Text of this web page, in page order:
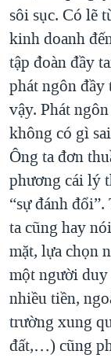
sôi sục. Có lẽ
kinh doanh
tập đoàn đầy
phát ngôn đầy
vậy. Phát
không có gì
Ông ta đơn
phương cái lý
“sự đánh
ta cũng hay
mặt, lựa chọn
một người duy
nhiều tiền,
trường xung
đất,…) cũng